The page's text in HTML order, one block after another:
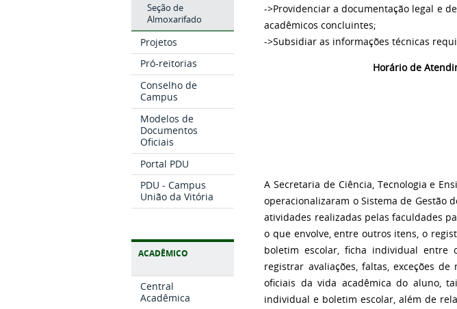
Seção de
Almoxarifado
Projetos
Pró-reitorias
Conselho de
Campus
Modelos de
Documentos
Oficiais
Portal PDU
PDU - Campus
União da Vitória
ACADÊMICO
Central
Acadêmica
->Providenciar a documentação legal e
acadêmicos concluintes;
->Subsidiar as informações técnicas
Horário de
A Secretaria de Ciência, Tecnologia e
operacionalizaram o Sistema de Gestão
atividades realizadas pelas faculdades
o que envolve, entre outros itens, o
boletim escolar, ficha individual entre
registrar avaliações, faltas, exceções
oficiais da vida acadêmica do aluno,
individual e boletim escolar, além de